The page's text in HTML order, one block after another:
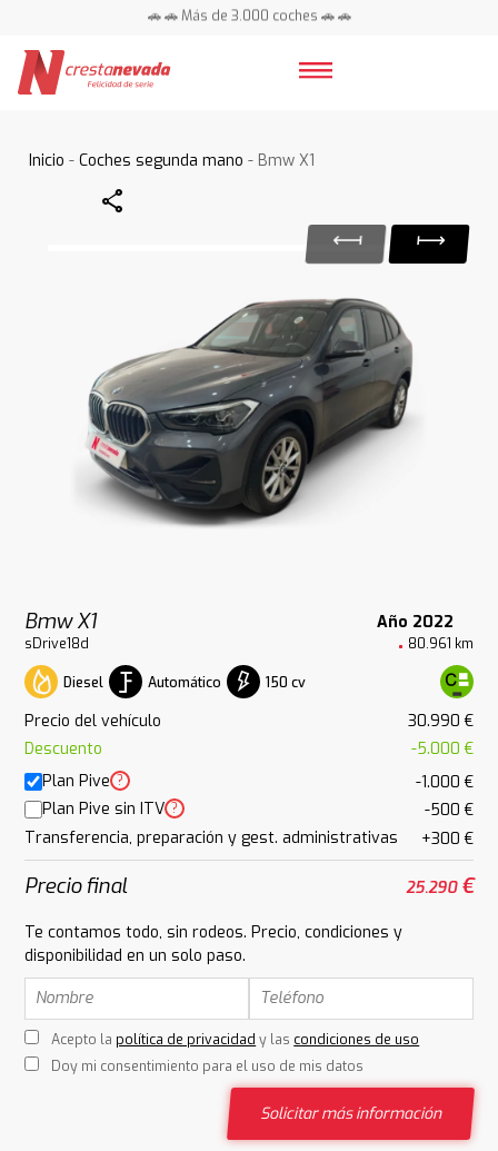
🚗 🚗 Más de 3.000 coches 🚗 🚗
Inicio -Coches segunda mano - Bmw X1
Share
Bmw X1 Año 2022
sDrive18d 80.961 km
Diesel Automático 150 cv
Precio del vehículo
30.990 €
Descuento
-5.000 €
Plan Pive ?
-1.000 €
Plan Pive sin ITV ?
-500 €
Transferencia, preparación y gest. administrativas
+300 €
Precio final 25.290€
Te contamos todo, sin rodeos. Precio, condiciones y
disponibilidad en un solo paso.
Acepto la política de privacidad y las condiciones de uso
Doy mi consentimiento para el uso de mis datos
Solicitar más información